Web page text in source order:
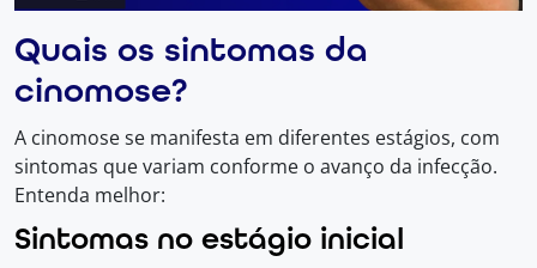
Quais os sintomas da
cinomose?
A cinomose se manifesta em diferentes estágios, com
sintomas que variam conforme o avanço da infecção.
Entenda melhor:
Sintomas no estágio inicial